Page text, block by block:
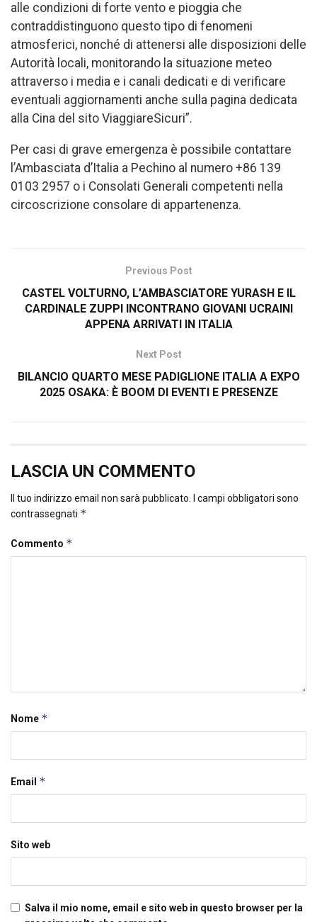
alle condizioni di forte vento e pioggia che
contraddistinguono questo tipo di fenomeni
atmosferici, nonché di attenersi alle disposizioni delle
Autorità locali, monitorando la situazione meteo
attraverso i media e i canali dedicati e di verificare
eventuali aggiornamenti anche sulla pagina dedicata
alla Cina del sito ViaggiareSicuri”.
Per casi di grave emergenza è possibile contattare
l’Ambasciata d’Italia a Pechino al numero +86 139
0103 2957 o i Consolati Generali competenti nella
circoscrizione consolare di appartenenza.
Previous Post
CASTEL VOLTURNO, L’AMBASCIATORE YURASH E IL
CARDINALE ZUPPI INCONTRANO GIOVANI UCRAINI
APPENA ARRIVATI IN ITALIA
Next Post
BILANCIO QUARTO MESE PADIGLIONE ITALIA A EXPO
2025 OSAKA: È BOOM DI EVENTI E PRESENZE
LASCIA UN COMMENTO
Il tuo indirizzo email non sarà pubblicato. I campi obbligatori sono
contrassegnati *
Commento *
Nome *
Email *
Sito web
Salva il mio nome, email e sito web in questo browser per la